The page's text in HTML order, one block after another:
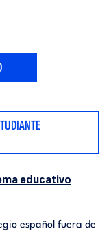
educativo
español fuera de